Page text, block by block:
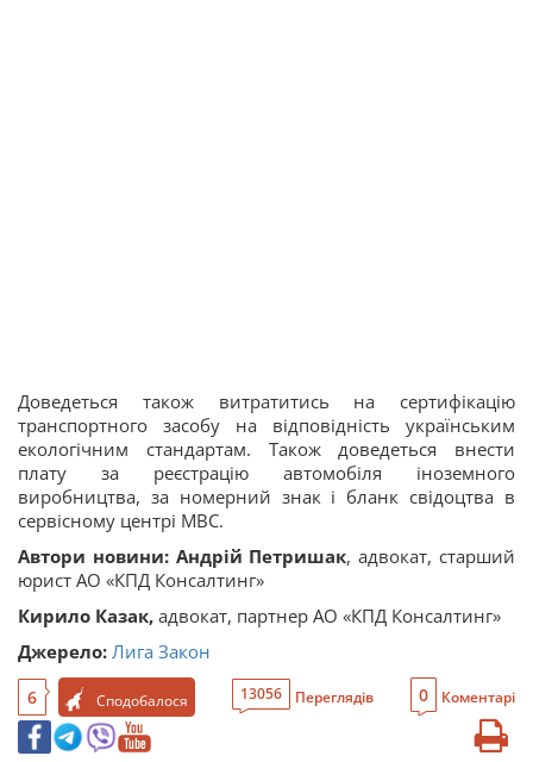
Доведеться також витратитись на сертифікацію
транспортного засобу на відповідність українським
екологічним стандартам. Також доведеться внести
плату за реєстрацію автомобіля іноземного
виробництва, за номерний знак і бланк свідоцтва в
сервісному центрі МВС.
Автори новини: Андрій Петришак, адвокат, старший
юрист АО «КПД Консалтинг»
Кирило Казак, адвокат, партнер АО «КПД Консалтинг»
Джерело: Лига Закон
6 Сподобалося 13056 Переглядів 0 Коментарі